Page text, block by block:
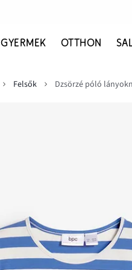
GYERMEK OTTHON
Felsők Dzsörzé póló